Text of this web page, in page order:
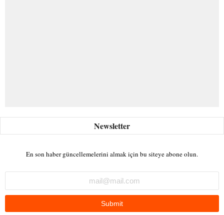
En son haber güncellemelerini almak için bu siteye abone olun.